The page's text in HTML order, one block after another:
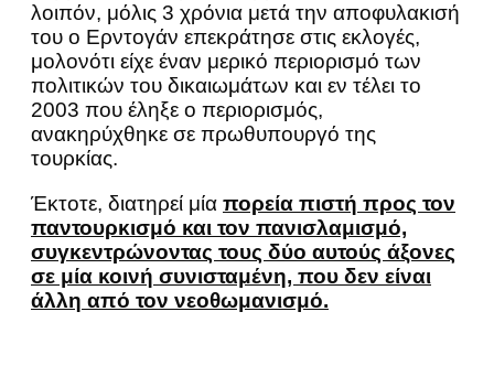
λοιπόν, μόλις 3 χρόνια μετά την αποφυλακισή
του ο Ερντογάν επεκράτησε στις εκλογές,
μολονότι είχε έναν μερικό περιορισμό των
πολιτικών του δικαιωμάτων και εν τέλει το
2003 που έληξε ο περιορισμός,
ανακηρύχθηκε σε πρωθυπουργό της
τουρκίας.
Έκτοτε, διατηρεί μία πορεία πιστή προς τον
παντουρκισμό και τον πανισλαμισμό,
συγκεντρώνοντας τους δύο αυτούς άξονες
σε μία κοινή συνισταμένη, που δεν είναι
άλλη από τον νεοθωμανισμό.